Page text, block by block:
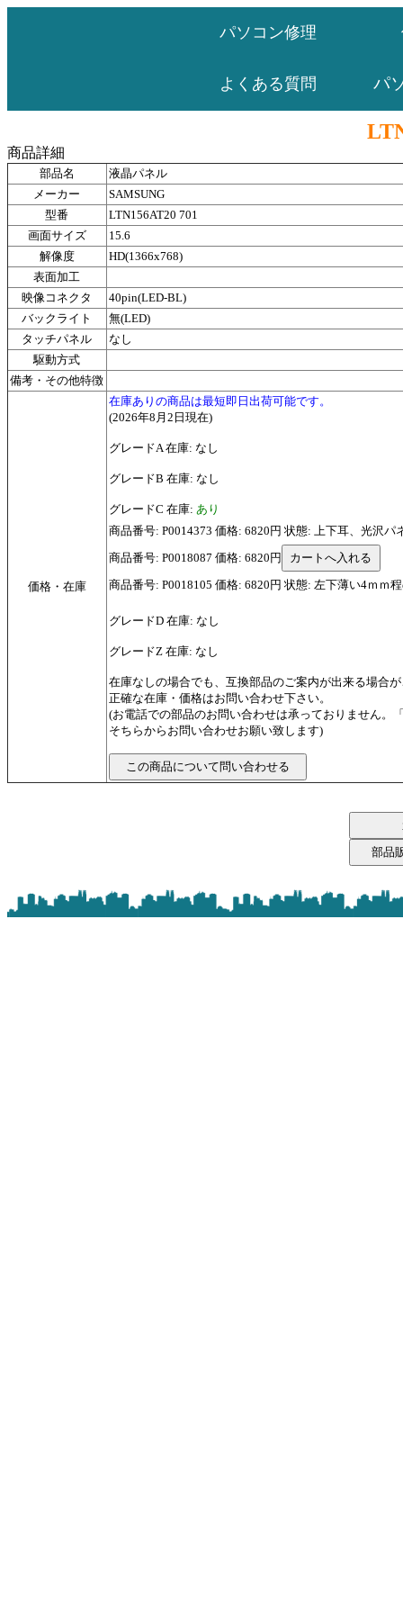
パソコン修理
よくある質問 パ
商品詳細
部品名
液晶パネル
メーカー
SAMSUNG
型番
LTN156AT20 701
画面サイズ
15.6
解像度
HD(1366x768)
表面加工
映像コネクタ
40pin(LED-BL)
バックライト
無(LED)
タッチパネル
なし
駆動方式
備考・その他特徴
価格・在庫
在庫ありの商品は最短即日出荷可能です。
(2026年8月2日現在)
グレードA 在庫: なし
グレードB 在庫: なし
グレードC 在庫: あり
商品番号: P0014373 価格: 6820円 状態: 上下耳、光沢パ
商品番号: P0018087 価格: 6820円
商品番号: P0018105 価格: 6820円 状態: 左下薄い4ｍｍ
グレードD 在庫: なし
グレードZ 在庫: なし
在庫なしの場合でも、互換部品のご案内が出来る場合
正確な在庫・価格はお問い合わせ下さい。
(お電話での部品のお問い合わせは承っておりません。
そちらからお問い合わせお願い致します)